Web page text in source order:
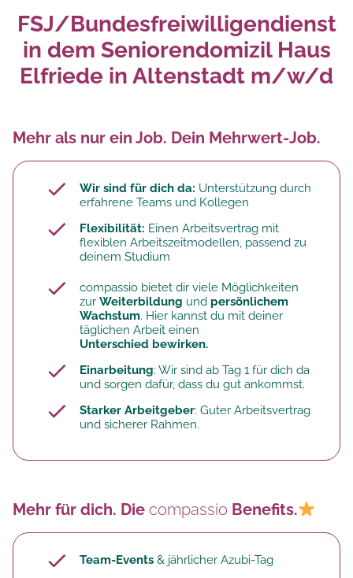
FSJ/Bundesfreiwilligendienst
in dem Seniorendomizil Haus
Elfriede in Altenstadt m/w/d
Mehr als nur ein Job. Dein Mehrwert-Job.
Wir sind für dich da: Unterstützung durch
erfahrene Teams und Kollegen
Flexibilität: Einen Arbeitsvertrag mit
flexiblen Arbeitszeitmodellen, passend zu
deinem Studium
compassio bietet dir viele Möglichkeiten
zur Weiterbildung und persönlichem
Wachstum. Hier kannst du mit deiner
täglichen Arbeit einen
Unterschied bewirken.
Einarbeitung: Wir sind ab Tag 1 für dich da
und sorgen dafür, dass du gut ankommst.
Starker Arbeitgeber: Guter Arbeitsvertrag
und sicherer Rahmen.
Mehr für dich. Die compassio Benefits.
Team-Events & jährlicher Azubi-Tag